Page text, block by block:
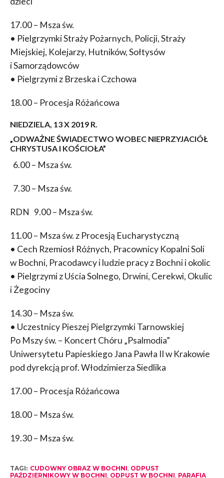
17.00 – Msza św.
• Pielgrzymki Straży Pożarnych, Policji, Straży
Miejskiej, Kolejarzy, Hutników, Sołtysów
i Samorządowców
• Pielgrzymi z Brzeska i Czchowa
18.00 – Procesja Różańcowa
NIEDZIELA, 13 X 2019 R.
„ODWAŻNE ŚWIADECTWO WOBEC NIEPRZYJACIÓŁ
CHRYSTUSA I KOŚCIOŁA”
6.00 – Msza św.
7.30 – Msza św.
RDN 9.00 – Msza św.
11.00 – Msza św. z Procesją Eucharystyczną
• Cech Rzemiosł Różnych, Pracownicy Kopalni Soli
w Bochni, Pracodawcy i ludzie pracy z Bochni i okolic
• Pielgrzymi z Uścia Solnego, Drwini, Cerekwi, Okulic
i Żegociny
14.30 – Msza św.
• Uczestnicy Pieszej Pielgrzymki Tarnowskiej
Po Mszy św. – Koncert Chóru „Psalmodia”
Uniwersytetu Papieskiego Jana Pawła II w Krakowie
pod dyrekcją prof. Włodzimierza Siedlika
17.00 – Procesja Różańcowa
18.00 – Msza św.
19.30 – Msza św.
TAGI: CUDOWNY OBRAZ W BOCHNI ODPUST
PAŹDZIERNIKOWY W BOCHNI ODPUST W BOCHNI PARAFIA